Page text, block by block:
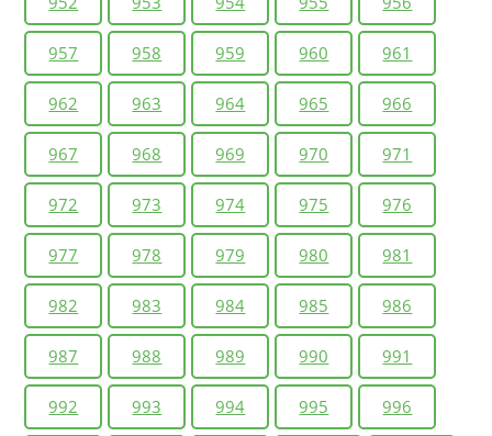
957 958 959 960 961
962 963 964 965 966
967 968 969 970 971
972 973 974 975 976
977 978 979 980 981
982 983 984 985 986
987 988 989 990 991
992 993 994 995 996